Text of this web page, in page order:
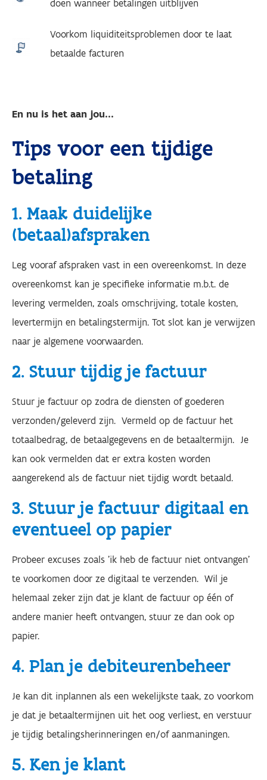
doen wanneer betalingen uitblijven
Voorkom liquiditeitsproblemen door te laat
betaalde facturen
En nu is het aan jou...
Tips voor een tijdige
betaling
1. Maak duidelijke
(betaal)afspraken
Leg vooraf afspraken vast in een overeenkomst. In deze
overeenkomst kan je specifieke informatie m.b.t. de
levering vermelden, zoals omschrijving, totale kosten,
levertermijn en betalingstermijn.​ Tot slot kan je verwijzen
naar je algemene voorwaarden.
2. Stuur tijdig je factuur
Stuur je factuur op zodra de diensten of goederen
verzonden/geleverd zijn. ​ Vermeld op de factuur het
totaalbedrag, de betaalgegevens en de betaaltermijn. ​Je
kan ook vermelden dat er extra kosten worden
aangerekend als de factuur niet tijdig wordt betaald.
3. Stuur je factuur digitaal en
eventueel op papier
Probeer excuses zoals 'ik heb de factuur niet ontvangen'
te voorkomen door ze digitaal te verzenden. Wil je
helemaal zeker zijn dat je klant de factuur op één of
andere manier heeft ontvangen, stuur ze dan ook op
papier.
4. Plan je debiteurenbeheer
Je kan dit inplannen als een wekelijkste taak, zo voorkom
je dat je betaaltermijnen uit het oog verliest, en verstuur
je tijdig betalingsherinneringen en/of aanmaningen.
5. Ken je klant